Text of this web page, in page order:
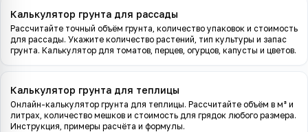
Калькулятор грунта для рассады
Рассчитайте точный объём грунта, количество упаковок и стоимость
для рассады. Укажите количество растений, тип культуры и запас
грунта. Калькулятор для томатов, перцев, огурцов, капусты и цветов.
Калькулятор грунта для теплицы
Онлайн-калькулятор грунта для теплицы. Рассчитайте объём в м³ и
литрах, количество мешков и стоимость для грядок любого размера.
Инструкция, примеры расчёта и формулы.